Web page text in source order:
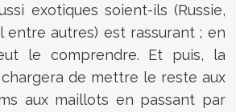
exotiques soient-ils (Russie,
entre autres) est rassurant ; en
le comprendre. Et puis, la
de mettre le reste aux
aux maillots en passant par